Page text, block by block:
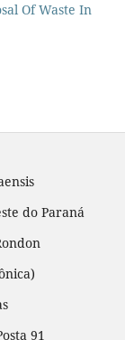
Of Waste In
do Paraná
91